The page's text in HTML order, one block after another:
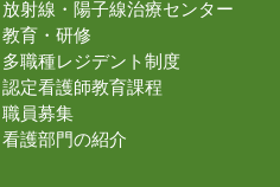
放射線・陽子線治療センター
教育・研修
多職種レジデント制度
認定看護師教育課程
職員募集
看護部門の紹介